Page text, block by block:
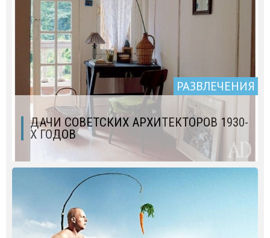
РАЗВЛЕЧЕНИЯ
ДАЧИ СОВЕТСКИХ АРХИТЕКТОРОВ 1930-
Х ГОДОВ